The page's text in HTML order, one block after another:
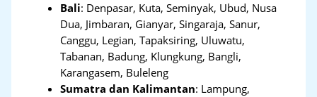
Bali: Denpasar, Kuta, Seminyak, Ubud, Nusa
Dua, Jimbaran, Gianyar, Singaraja, Sanur,
Canggu, Legian, Tapaksiring, Uluwatu,
Tabanan, Badung, Klungkung, Bangli,
Karangasem, Buleleng
Sumatra dan Kalimantan: Lampung,